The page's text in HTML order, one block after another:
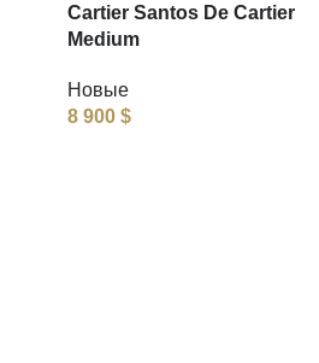
Cartier Santos De Cartier
Medium
Новые
8 900 $